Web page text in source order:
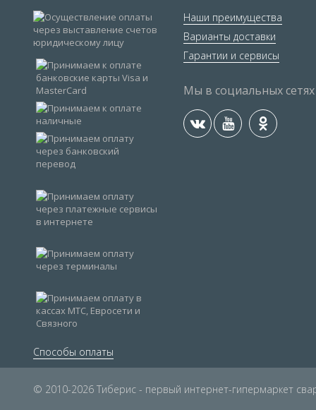
Способы оплаты
Наши преимущества
Варианты доставки
Гарантии и сервисы
Мы в социальных сетях
© 2010-2026 Тиберис - первый интернет-гипермаркет